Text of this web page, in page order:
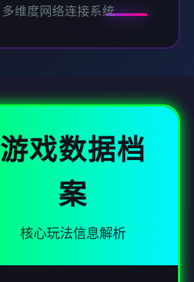
多维度网络连接系统
游戏数据档
案
核心玩法信息解析